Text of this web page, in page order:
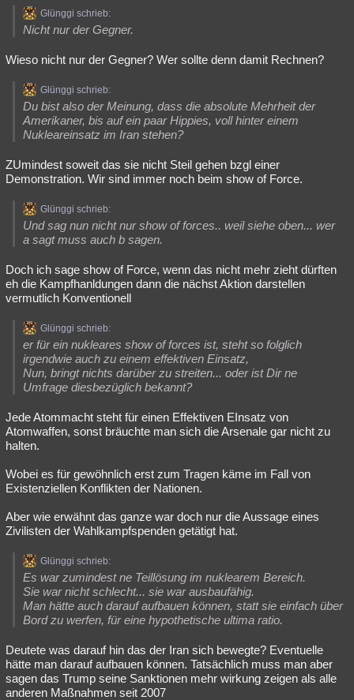
Glünggi schrieb:
Nicht nur der Gegner.
Wieso nicht nur der Gegner? Wer sollte denn damit Rechnen?
Glünggi schrieb:
Du bist also der Meinung, dass die absolute Mehrheit der
Amerikaner, bis auf ein paar Hippies, voll hinter einem
Nukleareinsatz im Iran stehen?
ZUmindest soweit das sie nicht Steil gehen bzgl einer
Demonstration. Wir sind immer noch beim show of Force.
Glünggi schrieb:
Und sag nun nicht nur show of forces.. weil siehe oben... wer
a sagt muss auch b sagen.
Doch ich sage show of Force, wenn das nicht mehr zieht dürften
eh die Kampfhanldungen dann die nächst Aktion darstellen
vermutlich Konventionell
Glünggi schrieb:
er für ein nukleares show of forces ist, steht so folglich
irgendwie auch zu einem effektiven Einsatz,
Nun, bringt nichts darüber zu streiten... oder ist Dir ne
Umfrage diesbezüglich bekannt?
Jede Atommacht steht für einen Effektiven EInsatz von
Atomwaffen, sonst bräuchte man sich die Arsenale gar nicht zu
halten.
Wobei es für gewöhnlich erst zum Tragen käme im Fall von
Existenziellen Konflikten der Nationen.
Aber wie erwähnt das ganze war doch nur die Aussage eines
Zivilisten der Wahlkampfspenden getätigt hat.
Glünggi schrieb:
Es war zumindest ne Teillösung im nuklearem Bereich.
Sie war nicht schlecht... sie war ausbaufähig.
Man hätte auch darauf aufbauen können, statt sie einfach über
Bord zu werfen, für eine hypothetische ultima ratio.
Deutete was darauf hin das der Iran sich bewegte? Eventuelle
hätte man darauf aufbauen können. Tatsächlich muss man aber
sagen das Trump seine Sanktionen mehr wirkung zeigen als alle
anderen Maßnahmen seit 2007